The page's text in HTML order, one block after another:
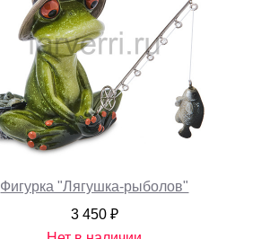
Фигурка "Лягушка-рыболов"
3 450 ₽